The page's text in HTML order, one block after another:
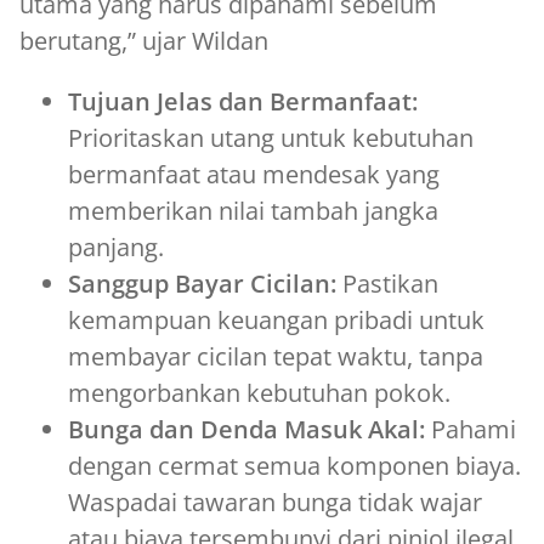
berutang,” ujar Wildan
Tujuan Jelas dan Bermanfaat:
Prioritaskan utang untuk kebutuhan
bermanfaat atau mendesak yang
memberikan nilai tambah jangka
panjang.
Sanggup Bayar Cicilan: Pastikan
kemampuan keuangan pribadi untuk
membayar cicilan tepat waktu, tanpa
mengorbankan kebutuhan pokok.
Bunga dan Denda Masuk Akal: Pahami
dengan cermat semua komponen biaya.
Waspadai tawaran bunga tidak wajar